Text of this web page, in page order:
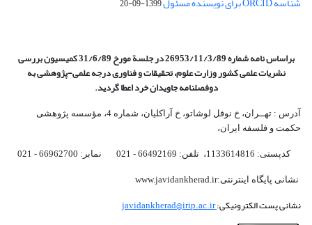
براساس نامه شماره 26953/11/3/89 در جلسة مورخ 31/6/89 کمیسیون
بررسی
نشریات علمی کشور وزارت علوم، تحقیقات و فناوری درجه علمی‌-پژوهشیبه
دوفصلنامه جاویدان خرد اعطا گردید.
آدرس : تهــران، خ نوفل لوشاتو، خ آراکلیان، شماره 4،‌ مؤسسه پژوهشی
حکمت و فلسفه ایران،‌
کدپستی: 1133614816، تلفن: 66492169 - 021 نمابر: 66962700 - 021
نشانی پایگاه اینترنتی:www.javidankherad.ir
نشانی پست الکترونیکی:javidankherad@irip.ac.ir